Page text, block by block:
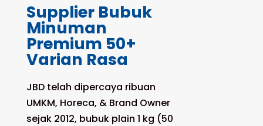
Supplier Bubuk
Minuman
Premium 50+
Varian Rasa
JBD telah dipercaya ribuan
UMKM, Horeca, & Brand Owner
sejak 2012, bubuk plain 1 kg (50